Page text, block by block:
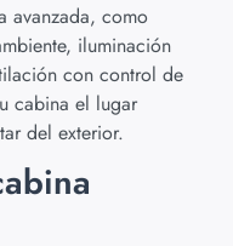
avanzada, como
iluminación
con control de
cabina el lugar
del exterior.